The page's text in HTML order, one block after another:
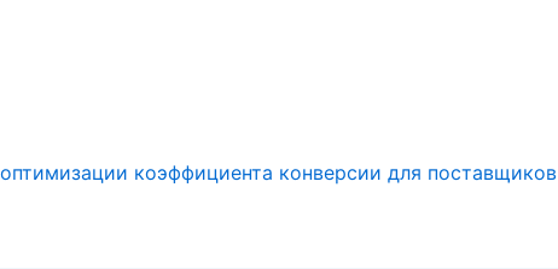
коэффициента конверсии для поставщиков